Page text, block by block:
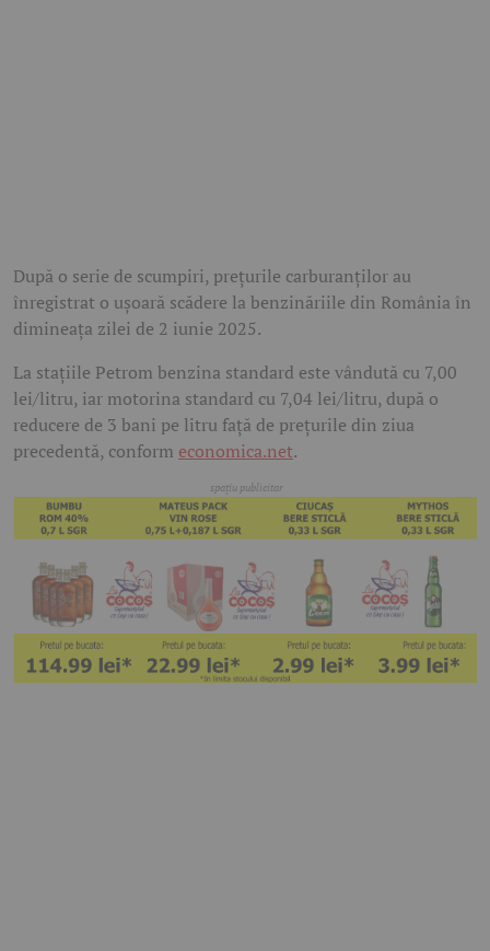
După o serie de scumpiri, prețurile carburanților au
înregistrat o ușoară scădere la benzinăriile din România în
dimineața zilei de 2 iunie 2025.
La stațiile Petrom benzina standard este vândută cu 7,00
lei/litru, iar motorina standard cu 7,04 lei/litru, după o
reducere de 3 bani pe litru față de prețurile din ziua
precedentă, conform economica.net.